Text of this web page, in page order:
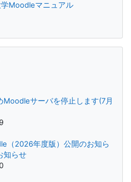
学Moodleマニュアル
サーバを停止します(7月
（2026年度版）公開のお知ら
知らせ